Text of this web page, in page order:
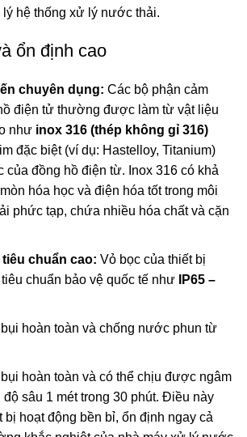
lý hệ thống xử lý nước thải.
ổn định cao
chuyên dụng: Các bộ phận cảm
điện tử thường được làm từ vật liệu
như inox 316 (thép không gỉ 316)
đặc biệt (ví dụ: Hastelloy, Titanium)
của đồng hồ điện từ. Inox 316 có khả
hóa học và điện hóa tốt trong môi
phức tạp, chứa nhiều hóa chất và cặn
chuẩn cao: Vỏ bọc của thiết bị
chuẩn bảo vệ quốc tế như
IP65 –
hoàn toàn và chống nước phun từ
hoàn toàn và có thể chịu được ngâm
sâu 1 mét trong 30 phút. Điều này
bị hoạt động bền bỉ, ổn định ngay cả